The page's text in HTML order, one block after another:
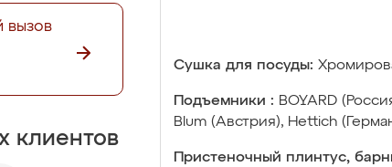
вызов
клиентов
Сушка для посуды:
Подъемники : BOYARD
Blum (Австрия), Hettich
Пристеночный плинтус,